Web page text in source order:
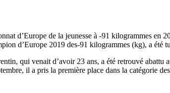
d’Europe de la jeunesse à -91 kilogrammes en
d’Europe 2019 des-91 kilogrammes (kg), a
qui venait d’avoir 23 ans, a été retrouvé
il a pris la première place dans la catégorie